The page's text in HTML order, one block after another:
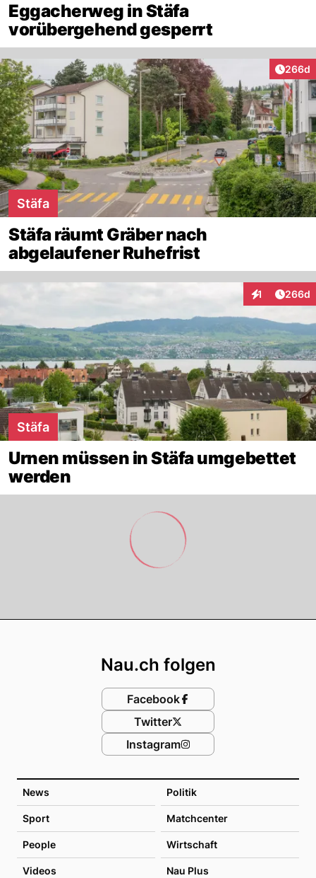
Eggacherweg in Stäfa
vorübergehend gesperrt
266d
Stäfa
Stäfa räumt Gräber nach
abgelaufener Ruhefrist
1
Interaktionen
266d
Stäfa
Urnen müssen in Stäfa umgebettet
werden
News Politik
Sport Matchcenter
People Wirtschaft
Videos Nau Plus
Nau.ch folgen
Facebook
Twitter
Instagram